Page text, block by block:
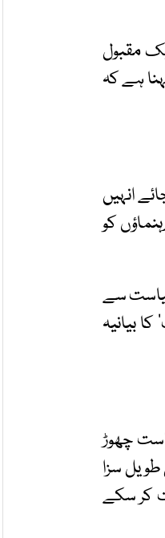
مقبول
ہے کہ
انہیں
کو
عملی سیاست سے
بیانیہ
چھوڑ
سزا
کر سکے